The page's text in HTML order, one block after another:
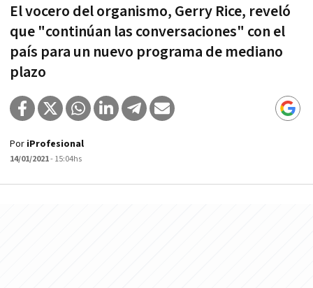
El vocero del organismo, Gerry Rice, reveló
que "continúan las conversaciones" con el
país para un nuevo programa de mediano
plazo
Por iProfesional
14/01/2021- 15:04hs